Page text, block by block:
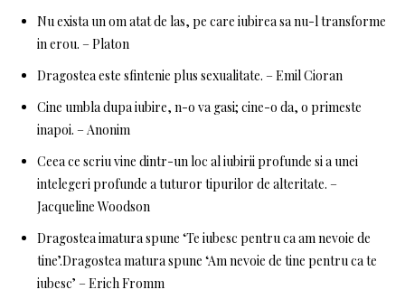
Nu exista un om atat de las, pe care iubirea sa nu-l transforme
in erou. – Platon
Dragostea este sfintenie plus sexualitate. – Emil Cioran
Cine umbla dupa iubire, n-o va gasi; cine-o da, o primeste
inapoi. – Anonim
Ceea ce scriu vine dintr-un loc al iubirii profunde si a unei
intelegeri profunde a tuturor tipurilor de alteritate. –
Jacqueline Woodson
Dragostea imatura spune ‘Te iubesc pentru ca am nevoie de
tine’.Dragostea matura spune ‘Am nevoie de tine pentru ca te
iubesc’ – Erich Fromm